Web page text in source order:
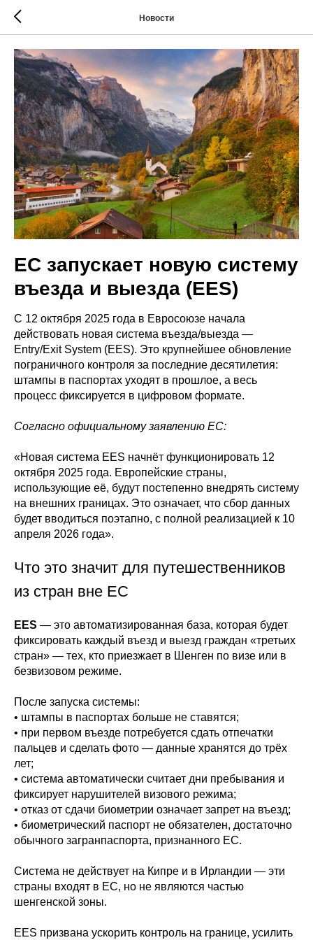
Новости
ЕС запускает новую систему
въезда и выезда (EES)
С 12 октября 2025 года в Евросоюзе начала
действовать новая система въезда/выезда —
Entry/Exit System (EES). Это крупнейшее обновление
пограничного контроля за последние десятилетия:
штампы в паспортах уходят в прошлое, а весь
процесс фиксируется в цифровом формате.
Согласно официальному заявлению ЕС:
«Новая система EES начнёт функционировать 12
октября 2025 года. Европейские страны,
использующие её, будут постепенно внедрять систему
на внешних границах. Это означает, что сбор данных
будет вводиться поэтапно, с полной реализацией к 10
апреля 2026 года».
Что это значит для путешественников
из стран вне ЕС
EES — это автоматизированная база, которая будет
фиксировать каждый въезд и выезд граждан «третьих
стран» — тех, кто приезжает в Шенген по визе или в
безвизовом режиме.
После запуска системы:
• штампы в паспортах больше не ставятся;
• при первом въезде потребуется сдать отпечатки
пальцев и сделать фото — данные хранятся до трёх
лет;
• система автоматически считает дни пребывания и
фиксирует нарушителей визового режима;
• отказ от сдачи биометрии означает запрет на въезд;
• биометрический паспорт не обязателен, достаточно
обычного загранпаспорта, признанного ЕС.
Система не действует на Кипре и в Ирландии — эти
страны входят в ЕС, но не являются частью
шенгенской зоны.
EES призвана ускорить контроль на границе, усилить